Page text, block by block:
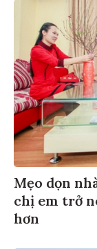
Mẹo dọn
chị em trở
hơn